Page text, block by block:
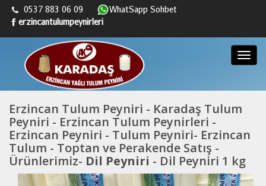
0537 883 06 09
WhatSapp Sohbet
erzincantulumpeynirleri
Menü
Erzincan Tulum Peyniri - Karadaş Tulum
Peyniri - Erzincan Tulum Peynirleri -
Erzincan Peyniri - Tulum Peyniri- Erzincan
Tulum - Toptan ve Perakende Satış -
Ürünlerimiz- Dil Peyniri - Dil Peyniri 1 kg